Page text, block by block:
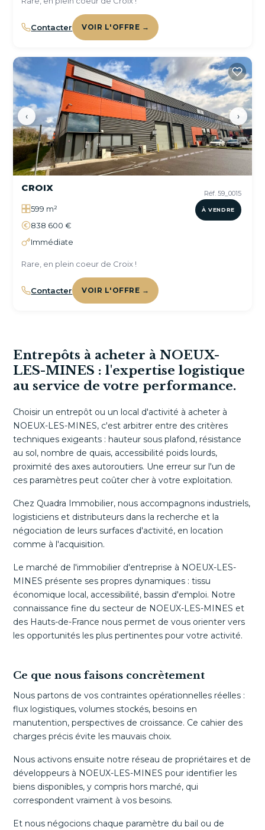
Contacter VOIR L'OFFRE →
‹ ›
Réf. 59_0015
À VENDRE
CROIX
599 m²
838 600 €
Immédiate
Rare, en plein coeur de Croix !
Contacter VOIR L'OFFRE →
Entrepôts à acheter à NOEUX-
LES-MINES : l'expertise logistique
au service de votre performance.
Choisir un entrepôt ou un local d'activité à acheter à
NOEUX-LES-MINES, c'est arbitrer entre des critères
techniques exigeants : hauteur sous plafond, résistance
au sol, nombre de quais, accessibilité poids lourds,
proximité des axes autoroutiers. Une erreur sur l'un de
ces paramètres peut coûter cher à votre exploitation.
Chez Quadra Immobilier, nous accompagnons industriels,
logisticiens et distributeurs dans la recherche et la
négociation de leurs surfaces d'activité, en location
comme à l'acquisition.
Le marché de l'immobilier d'entreprise à NOEUX-LES-
MINES présente ses propres dynamiques : tissu
économique local, accessibilité, bassin d'emploi. Notre
connaissance fine du secteur de NOEUX-LES-MINES et
des Hauts-de-France nous permet de vous orienter vers
les opportunités les plus pertinentes pour votre activité.
Ce que nous faisons concrètement
Nous partons de vos contraintes opérationnelles réelles :
flux logistiques, volumes stockés, besoins en
manutention, perspectives de croissance. Ce cahier des
charges précis évite les mauvais choix.
Nous activons ensuite notre réseau de propriétaires et de
développeurs à NOEUX-LES-MINES pour identifier les
biens disponibles, y compris hors marché, qui
correspondent vraiment à vos besoins.
Et nous négocions chaque paramètre du bail ou de